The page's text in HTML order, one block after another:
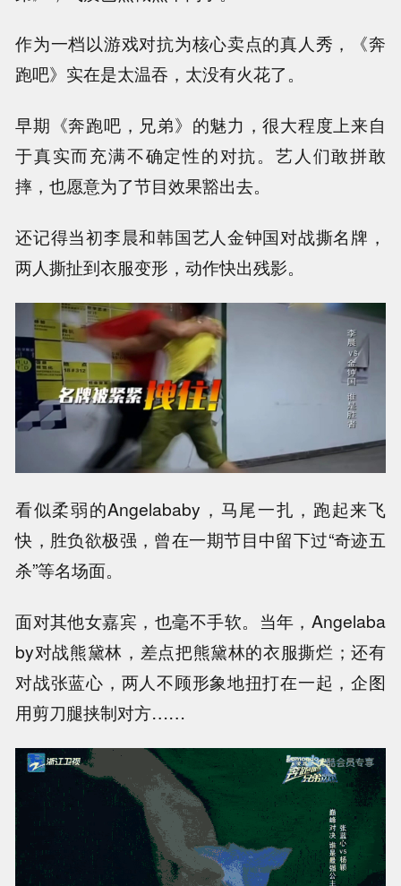
作为一档以游戏对抗为核心卖点的真人秀，《奔
跑吧》实在是太温吞，太没有火花了。
早期《奔跑吧，兄弟》的魅力，很大程度上来自
于真实而充满不确定性的对抗。艺人们敢拼敢
摔，也愿意为了节目效果豁出去。
还记得当初李晨和韩国艺人金钟国对战撕名牌，
两人撕扯到衣服变形，动作快出残影。
看似柔弱的Angelababy，马尾一扎，跑起来飞
快，胜负欲极强，曾在一期节目中留下过“奇迹五
杀”等名场面。
面对其他女嘉宾，也毫不手软。当年，Angelaba
by对战熊黛林，差点把熊黛林的衣服撕烂；还有
对战张蓝心，两人不顾形象地扭打在一起，企图
用剪刀腿挟制对方……